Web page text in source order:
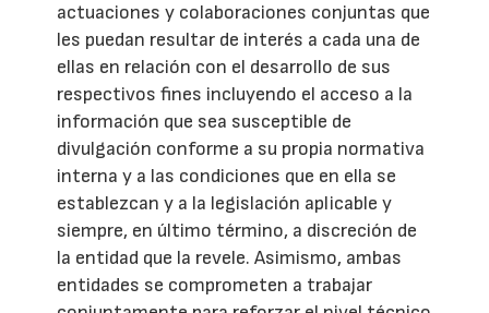
actuaciones y colaboraciones conjuntas que
les puedan resultar de interés a cada una de
ellas en relación con el desarrollo de sus
respectivos fines incluyendo el acceso a la
información que sea susceptible de
divulgación conforme a su propia normativa
interna y a las condiciones que en ella se
establezcan y a la legislación aplicable y
siempre, en último término, a discreción de
la entidad que la revele. Asimismo, ambas
entidades se comprometen a trabajar